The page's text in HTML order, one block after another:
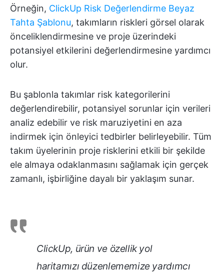
Örneğin, ClickUp Risk Değerlendirme Beyaz
Tahta Şablonu, takımların riskleri görsel olarak
önceliklendirmesine ve proje üzerindeki
potansiyel etkilerini değerlendirmesine yardımcı
olur.
Bu şablonla takımlar risk kategorilerini
değerlendirebilir, potansiyel sorunlar için verileri
analiz edebilir ve risk maruziyetini en aza
indirmek için önleyici tedbirler belirleyebilir. Tüm
takım üyelerinin proje risklerini etkili bir şekilde
ele almaya odaklanmasını sağlamak için gerçek
zamanlı, işbirliğine dayalı bir yaklaşım sunar.
ClickUp, ürün ve özellik yol
haritamızı düzenlememize yardımcı